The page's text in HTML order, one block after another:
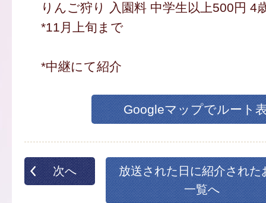
りんご狩り 入園料 中学生以上500円 4
*11月上旬まで
*中継にて紹介
Googleマップでルート
次へ
放送された日に紹介された
一覧へ